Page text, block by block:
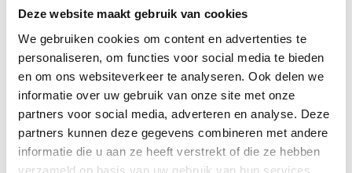
Deze website maakt gebruik van cookies
We gebruiken cookies om content en advertenties te
personaliseren, om functies voor social media te bieden
en om ons websiteverkeer te analyseren. Ook delen we
informatie over uw gebruik van onze site met onze
partners voor social media, adverteren en analyse. Deze
partners kunnen deze gegevens combineren met andere
informatie die u aan ze heeft verstrekt of die ze hebben
verzameld op basis van uw gebruik van hun services.
18u in te checken laat het ons weten! Het hoogseizoen start in
april en eindigt in september.
Prijs is inclusief keukenlinnen en eindschoonmaak.
Als je eigen bedlinnen mee wilt nemen houd dan rekening met de
afmeting van het bed 160x200cm en laken 220x240cm.
Toeristenbelasting bedraagt in Gemeente Dinkelland € 1,20 euro
per persoon per nacht.